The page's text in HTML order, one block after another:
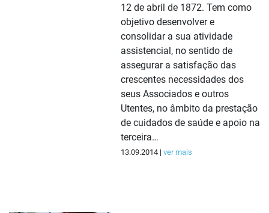
12 de abril de 1872. Tem como
objetivo desenvolver e
consolidar a sua atividade
assistencial, no sentido de
assegurar a satisfação das
crescentes necessidades dos
seus Associados e outros
Utentes, no âmbito da prestação
de cuidados de saúde e apoio na
terceira…
13.09.2014 | ver mais